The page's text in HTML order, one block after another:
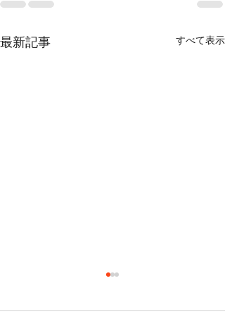
最新記事 すべて表示